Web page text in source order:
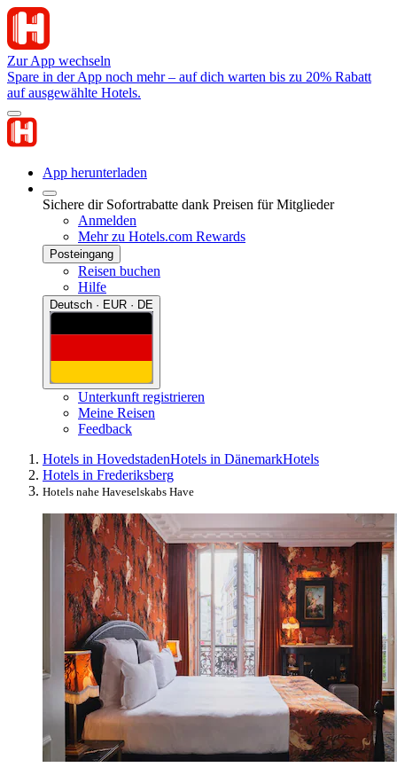
Zur App wechseln
Spare in der App noch mehr – auf dich warten bis zu 20% Rabatt
auf ausgewählte Hotels.
App herunterladen
Sichere dir Sofortrabatte dank Preisen für Mitglieder
Anmelden
Mehr zu Hotels.com Rewards
Posteingang
Reisen buchen
Hilfe
Deutsch · EUR · DE
Unterkunft registrieren
Meine Reisen
Feedback
Hotels in HovedstadenHotels in DänemarkHotels
Hotels in Frederiksberg
Hotels nahe Haveselskabs Have